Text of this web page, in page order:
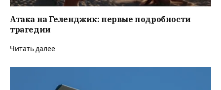
Атака на Геленджик: первые подробности
трагедии
Читать далее